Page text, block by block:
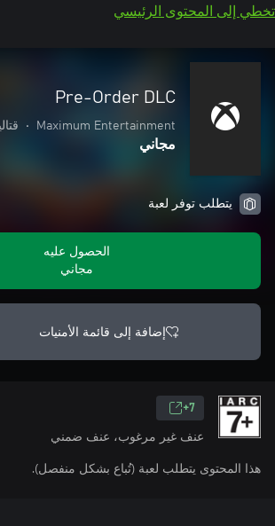
تخطي إلى المحتوى الرئيسي
Pre-Order DLC
Maximum Entertainment
•
مجاني
يتطلب توفر لعبة
الحصول عليه
مجاني
إضافة إلى قائمة الأمنيات
7+
عنف غير مرغوب، عنف ضمني
هذا المحتوى يتطلب لعبة (تُباع بشكل منفصل).